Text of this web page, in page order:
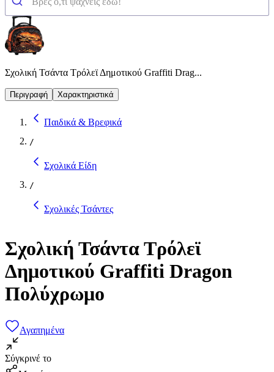
Σχολική Τσάντα Τρόλεϊ Δημοτικού Graffiti Drag...
Περιγραφή Χαρακτηριστικά
Παιδικά & Βρεφικά
/
Σχολικά Είδη
/
Σχολικές Τσάντες
Σχολική Τσάντα Τρόλεϊ
Δημοτικού Graffiti Dragon
Πολύχρωμο
Αγαπημένα
Σύγκρινέ το